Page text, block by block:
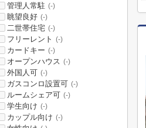
管理人常駐 (-)
眺望良好 (-)
二世帯住宅 (-)
フリーレント (-)
カードキー (-)
オープンハウス (-)
外国人可 (-)
ガスコンロ設置可 (-)
ルームシェア可 (-)
学生向け (-)
カップル向け (-)